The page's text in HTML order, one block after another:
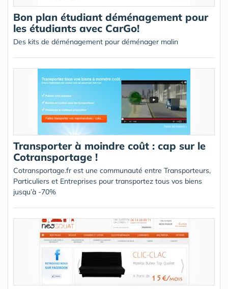
Bon plan étudiant déménagement pour
les étudiants avec CarGo!
Des kits de déménagement pour déménager malin
Transporter à moindre coût : cap sur le
Cotransportage !
Cotransportage.fr est une communauté entre Transporteurs,
Particuliers et Entreprises pour transportez tous vos biens
jusqu’à -70%